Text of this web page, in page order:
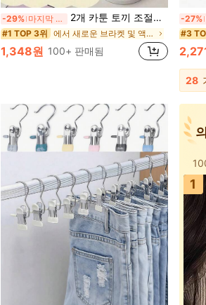
-29% 마지막 2일 2개 카툰 토끼 조절식 책상 휴대폰/태블릿 스탠드, 가정, 침실, 거실 장식, 사무실 장식, 개학 준비용 확장형 데스크탑 홀더
#1 TOP 3위 에서 새로운 브라켓 및 액세서리
1,348원 100+ 판매됨
-27%
#3
28
1